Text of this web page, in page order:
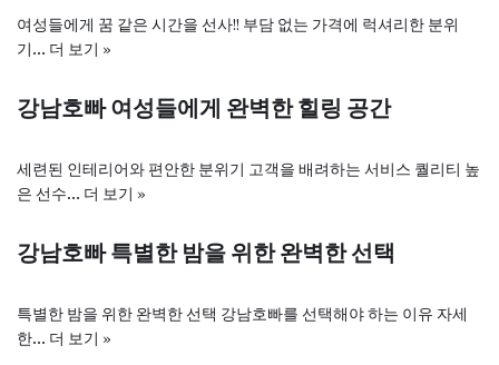
여성들에게 꿈 같은 시간을 선사!! 부담 없는 가격에 럭셔리한 분위
기… 더 보기 »
강남호빠 여성들에게 완벽한 힐링 공간
세련된 인테리어와 편안한 분위기 고객을 배려하는 서비스 퀄리티 높
은 선수… 더 보기 »
강남호빠 특별한 밤을 위한 완벽한 선택
특별한 밤을 위한 완벽한 선택 강남호빠를 선택해야 하는 이유 자세
한… 더 보기 »